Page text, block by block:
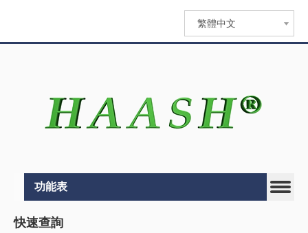
繁體中文
功能表
快速查詢